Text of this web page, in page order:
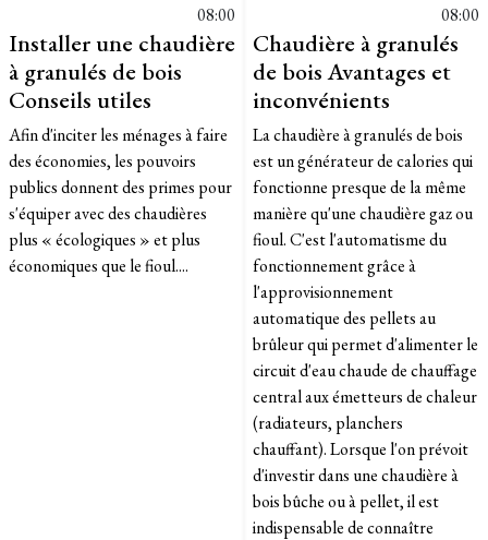
08:00
Installer une chaudière
à granulés de bois
Conseils utiles
Afin d'inciter les ménages à faire
des économies, les pouvoirs
publics donnent des primes pour
s'équiper avec des chaudières
plus « écologiques » et plus
économiques que le fioul....
08:00
Chaudière à granulés
de bois Avantages et
inconvénients
La chaudière à granulés de bois
est un générateur de calories qui
fonctionne presque de la même
manière qu'une chaudière gaz ou
fioul. C'est l'automatisme du
fonctionnement grâce à
l'approvisionnement
automatique des pellets au
brûleur qui permet d'alimenter le
circuit d'eau chaude de chauffage
central aux émetteurs de chaleur
(radiateurs, planchers
chauffant). Lorsque l'on prévoit
d'investir dans une chaudière à
bois bûche ou à pellet, il est
indispensable de connaître